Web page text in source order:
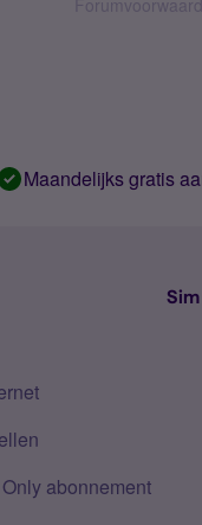
Maandelijks gratis
abonnement